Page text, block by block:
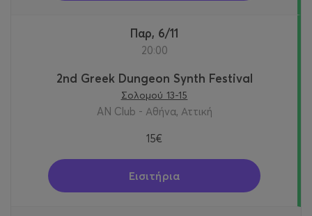
Παρ, 6/11
20:00
2nd Greek Dungeon Synth Festival
Σολομού 13-15
AN Club - Αθήνα, Αττική
15€
Εισιτήρια